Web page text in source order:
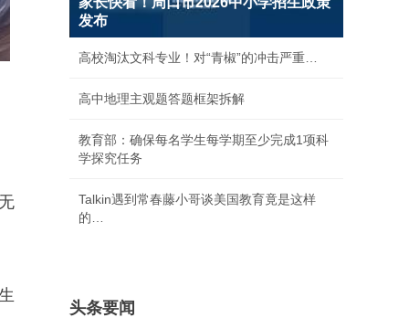
发布
高校淘汰文科专业！对“青椒”的冲击严重…
高中地理主观题答题框架拆解
教育部：确保每名学生每学期至少完成1项科
学探究任务
Talkin遇到常春藤小哥谈美国教育竟是这样
的…
头条要闻